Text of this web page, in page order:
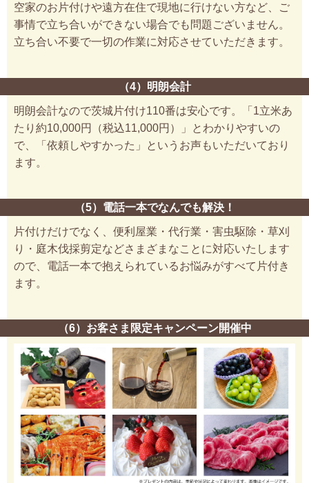
空家のお片付けや遠方在住で現地に行けない方など、ご
事情で立ち合いができない場合でも問題ございません。
立ち合い不要で一切の作業に対応させていただきます。
（4）明朗会計
明朗会計なので茨城片付け110番は安心です。「1立米あ
たり約10,000円（税込11,000円）」とわかりやすいの
で、「依頼しやすかった」というお声もいただいており
ます。
（5）電話一本でなんでも解決！
片付けだけでなく、便利屋業・代行業・害虫駆除・草刈
り・庭木伐採剪定などさまざまなことに対応いたします
ので、電話一本で抱えられているお悩みがすべて片付き
ます。
（6）お客さま限定キャンペーン開催中